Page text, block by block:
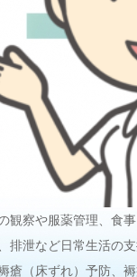
観察や服薬管理、食
排泄など日常生活の
瘡（床ずれ）予防、